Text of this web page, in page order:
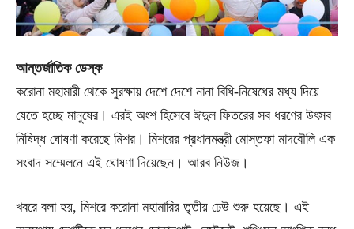
আন্তর্জাতিক ডেস্ক
করোনা মহামারী থেকে সুরক্ষায় দেশে দেশে নানা বিধি-নিষেধের মধ্য দিয়ে
যেতে হচ্ছে মানুষের। এরই অংশ হিসেবে ঈদুল ফিতরের সব ধরণের উৎসব
নিষিদ্ধ ঘোষণা করেছে মিশর। মিশরের প্রধানমন্ত্রী মোস্তফা মাদবৌলি এক
সংবাদ সম্মেলনে এই ঘোষণা দিয়েছেন। আরব নিউজ।
খবরে বলা হয়, মিশরে করোনা মহামারির তৃতীয় ঢেউ শুরু হয়েছে। এই